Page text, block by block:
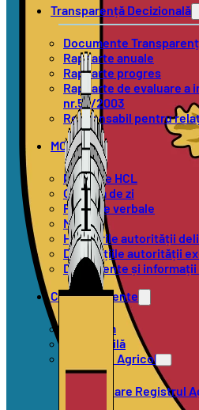
Transparență Decizională
Documente
Rapoarte anuale
Rapoarte progres
Rapoarte de evaluare a
nr.52/2003
Responsabil pentru
MOL
Proiecte HCL
Ordinea de zi
Procese verbale
Minute
Hotărârile autorității
Dispozițiile autorității
Documente și
Compartimente
Urbanism
Stare Civilă
Registrul Agricol
Formulare Registrul